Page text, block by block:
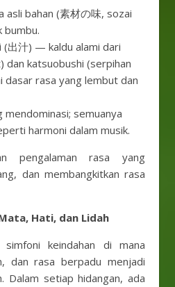
asli bahan (素材の味, sozai
bumbu.
(出汁) — kaldu alami dari
dan katsuobushi (serpihan
dasar rasa yang lembut dan
mendominasi; semuanya
harmoni dalam musik.
pengalaman rasa yang
dan membangkitkan rasa
Hati, dan Lidah
keindahan di mana
dan rasa berpadu menjadi
Dalam setiap hidangan, ada